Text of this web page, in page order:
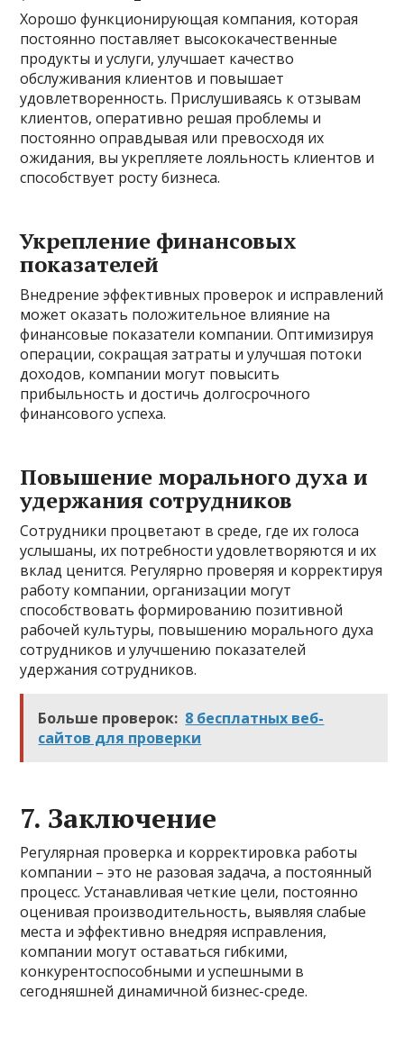
Хорошо функционирующая компания, которая
постоянно поставляет высококачественные
продукты и услуги, улучшает качество
обслуживания клиентов и повышает
удовлетворенность. Прислушиваясь к отзывам
клиентов, оперативно решая проблемы и
постоянно оправдывая или превосходя их
ожидания, вы укрепляете лояльность клиентов и
способствует росту бизнеса.
Укрепление финансовых
показателей
Внедрение эффективных проверок и исправлений
может оказать положительное влияние на
финансовые показатели компании. Оптимизируя
операции, сокращая затраты и улучшая потоки
доходов, компании могут повысить
прибыльность и достичь долгосрочного
финансового успеха.
Повышение морального духа и
удержания сотрудников
Сотрудники процветают в среде, где их голоса
услышаны, их потребности удовлетворяются и их
вклад ценится. Регулярно проверяя и корректируя
работу компании, организации могут
способствовать формированию позитивной
рабочей культуры, повышению морального духа
сотрудников и улучшению показателей
удержания сотрудников.
Больше проверок: 8 бесплатных веб-
сайтов для проверки
7. Заключение
Регулярная проверка и корректировка работы
компании – это не разовая задача, а постоянный
процесс. Устанавливая четкие цели, постоянно
оценивая производительность, выявляя слабые
места и эффективно внедряя исправления,
компании могут оставаться гибкими,
конкурентоспособными и успешными в
сегодняшней динамичной бизнес-среде.